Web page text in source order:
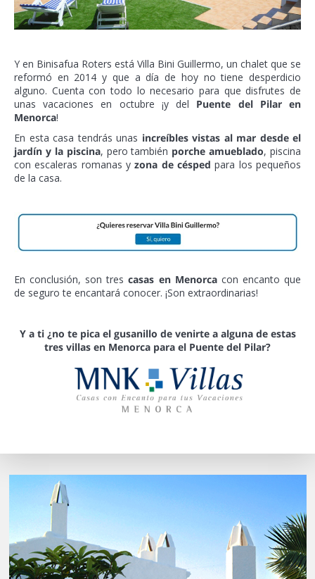
Y en Binisafua Roters está Villa Bini Guillermo, un chalet que se
reformó en 2014 y que a día de hoy no tiene desperdicio
alguno. Cuenta con todo lo necesario para que disfrutes de
unas vacaciones en octubre ¡y del Puente del Pilar en
Menorca!
En esta casa tendrás unas increíbles vistas al mar desde el
jardín y la piscina, pero también porche amueblado, piscina
con escaleras romanas yzona de césped para los pequeños
de la casa.
En conclusión, son tres casas en Menorcacon encanto que
de seguro te encantará conocer. ¡Son extraordinarias!
Y a ti ¿no te pica el gusanillo de venirte a alguna de estas
tres villas en Menorca para el Puente del Pilar?